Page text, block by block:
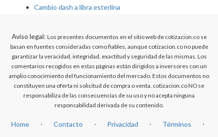
Cambio dash a libra esterlina
Aviso legal: Los presentes documentos en el sitio web de cotizacion.co se
basan en fuentes consideradas como fiables, aunque cotizacion.co no puede
garantizar la veracidad, integridad, exactitud y seguridad de las mismas. Los
comentarios recogidos en estas páginas están dirigidos a inversores con un
amplio conocimiento del funcionamiento del mercado. Estos documentos no
constituyen una oferta ni solicitud de compra o venta. cotizacion.co NO se
responsabiliza de las consecuencias de su uso y no acepta ninguna
responsabilidad derivada de su contenido.
Home ⋅ Contacto ⋅ Privacidad ⋅ Términos ⋅